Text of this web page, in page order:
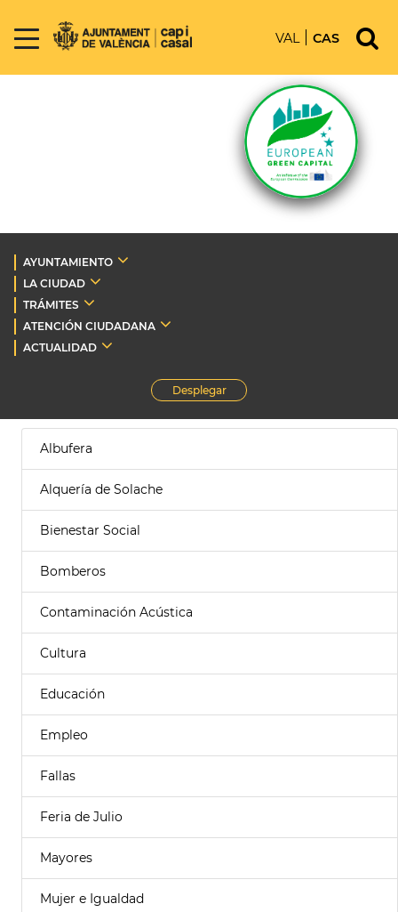
VAL CAS
AYUNTAMIENTO
LA CIUDAD
TRÁMITES
ATENCIÓN CIUDADANA
ACTUALIDAD
Desplegar
Albufera
Alquería de Solache
Bienestar Social
Bomberos
Contaminación Acústica
Cultura
Educación
Empleo
Fallas
Feria de Julio
Mayores
Mujer e Igualdad